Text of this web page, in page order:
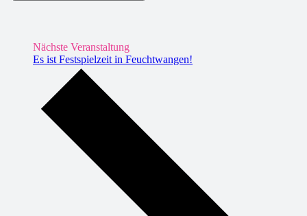
Nächste Veranstaltung
Es ist Festspielzeit in Feuchtwangen!